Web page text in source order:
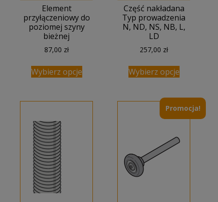
Element
przyłączeniowy do
poziomej szyny
bieżnej
87,00 zł
Wybierz opcje
Część nakładana
Typ prowadzenia
N, ND, NS, NB, L,
LD
257,00 zł
Wybierz opcje
Promocja!